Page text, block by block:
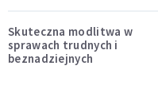
Skuteczna modlitwa w
sprawach trudnych i
beznadziejnych